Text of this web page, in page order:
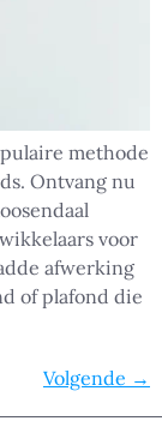
methode
Ontvang nu
voor
afwerking
of plafond die
Volgende →